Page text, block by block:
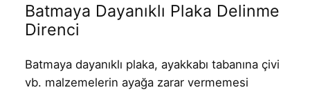
Batmaya Dayanıklı Plaka Delinme
Direnci
Batmaya dayanıklı plaka, ayakkabı tabanına çivi
vb. malzemelerin ayağa zarar vermemesi